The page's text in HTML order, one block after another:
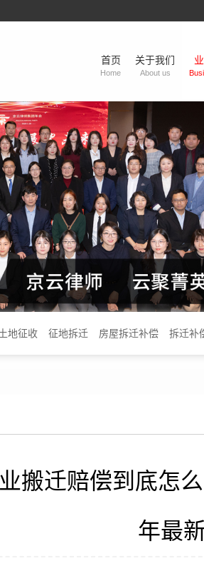
首页
Home
关于我们
About us
地征收 征地拆迁 房屋拆迁补偿 拆迁补
搬迁赔偿到底怎
年最